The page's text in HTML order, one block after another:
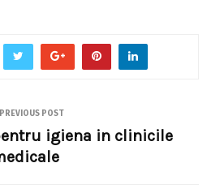
PREVIOUS POST
igiena in clinicile